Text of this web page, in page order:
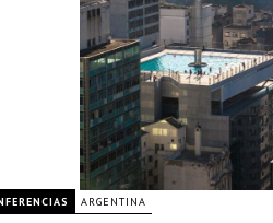
ARGENTINA